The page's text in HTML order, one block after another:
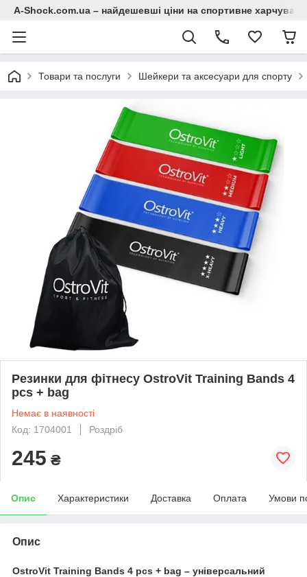
A-Shock.com.ua – найдешевші ціни на спортивне
Товари та послуги Шейкери та аксесуари для спорту
Резинки для фітнесу OstroVit Training Bands 4
pcs + bag
Немає в наявності
Код: 1704001
Роздріб
245 ₴
Опис Характеристики Доставка Оплата Умови
Опис
OstroVit Training Bands 4 pcs + bag – універсальний